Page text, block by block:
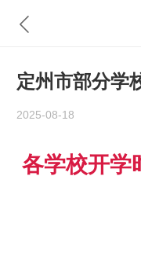
定州市部分学
2025-08-18
各学校开学